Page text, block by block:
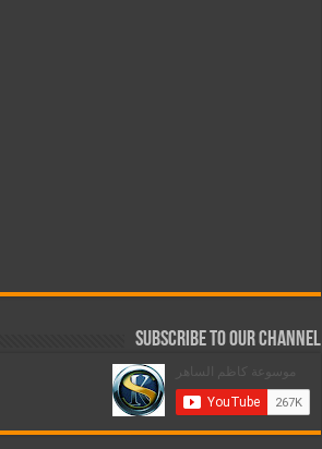
Subscribe to our Channel